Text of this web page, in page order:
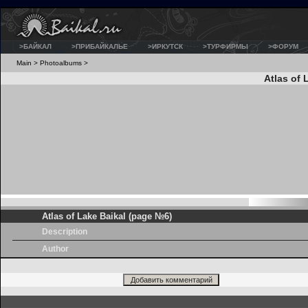
>БАЙКАЛ >ПРИБАЙКАЛЬЕ >ИРКУТСК >ТУРФИРМЫ >ФОРУМ
Main > Photoalbums >
Atlas of
Atlas of Lake Baikal (page №6)
Description
Author